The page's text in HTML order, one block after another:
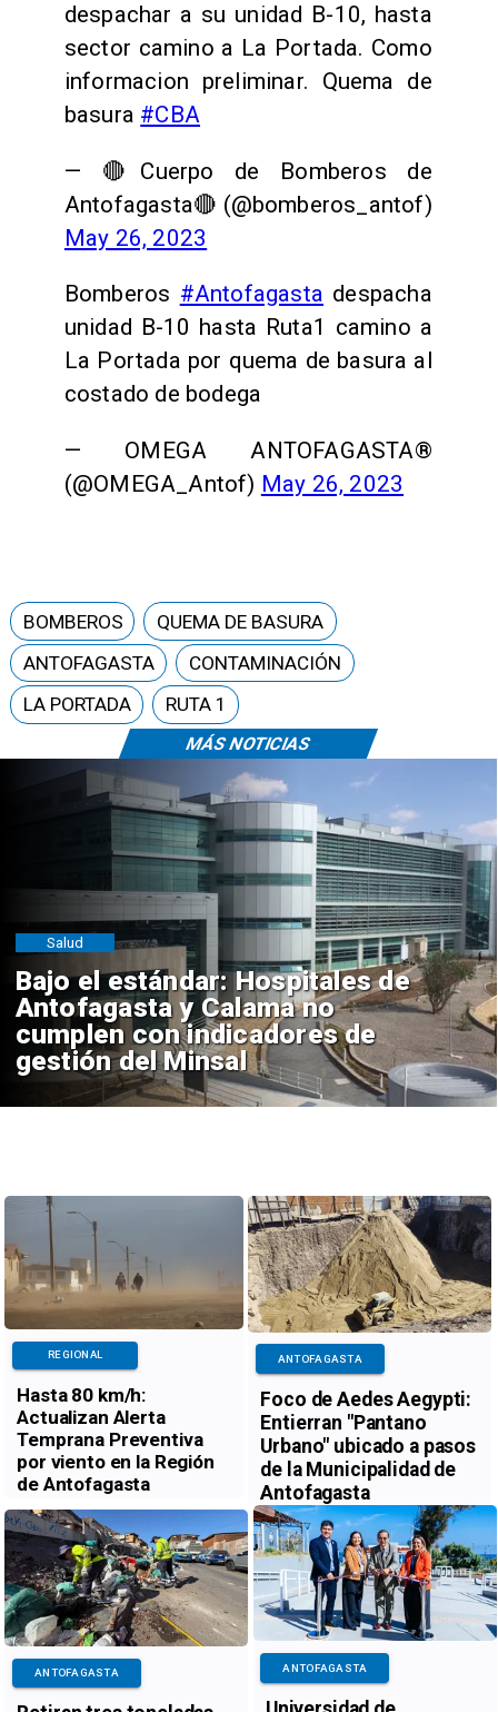
despachar a su unidad B-10, hasta
sector camino a La Portada. Como
informacion preliminar. Quema de
basura #CBA
— 🔴Cuerpo de Bomberos de
Antofagasta🔴 (@bomberos_antof)
May 26, 2023
Bomberos #Antofagasta despacha
unidad B-10 hasta Ruta1 camino a
La Portada por quema de basura al
costado de bodega
— OMEGA ANTOFAGASTA®
(@OMEGA_Antof) May 26, 2023
MÁS NOTICIAS
BOMBEROS
QUEMA DE BASURA
ANTOFAGASTA
CONTAMINACIÓN
LA PORTADA
RUTA 1
Bajo el estándar: Hospitales de
Antofagasta y Calama no
cumplen con indicadores de
gestión del Minsal
Salud
Hasta 80 km/h:
Actualizan Alerta
Temprana Preventiva
por viento en la Región
de Antofagasta
REGIONAL
Foco de Aedes Aegypti:
Entierran "Pantano
Urbano" ubicado a pasos
de la Municipalidad de
Antofagasta
ANTOFAGASTA
ANTOFAGASTA ANTOFAGASTA